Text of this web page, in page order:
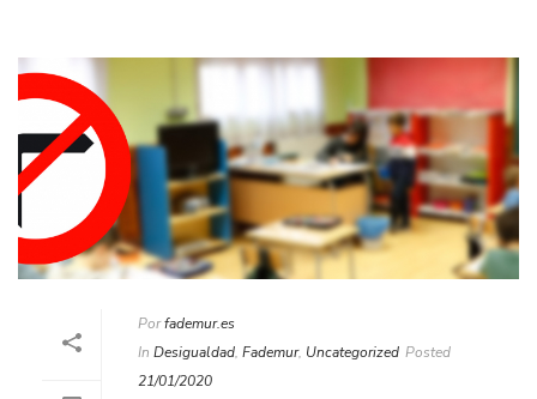
Porfademur.es
In Desigualdad, Fademur, Uncategorized Posted
21/01/2020